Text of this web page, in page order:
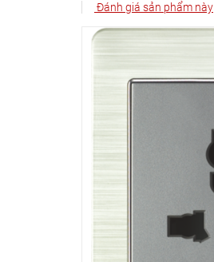
Đánh giá sản phẩm này